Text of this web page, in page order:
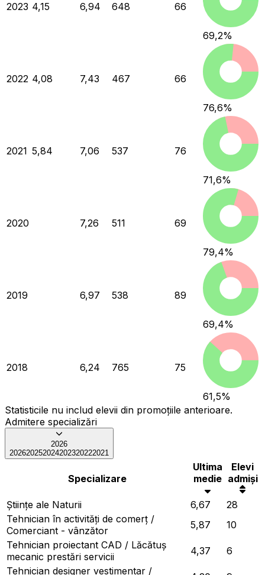
2023 4,15 6,94 648 66
69,2%
2022 4,08 7,43 467 66
76,6%
2021 5,84 7,06 537 76
71,6%
2020 7,26 511 69
79,4%
2019 6,97 538 89
69,4%
2018 6,24 765 75
61,5%
Statisticile nu includ elevii din promoțiile anterioare.
Admitere specializări
2026
202620252024202320222021
Specializare
Ultima
medie
Elevi
admiși
Ştiinţe ale Naturii 6,67
28
Tehnician în activități de comerț /
Comerciant - vânzător
5,87
10
Tehnician proiectant CAD / Lăcătuș
mecanic prestări servicii
4,37
6
Tehnician designer vestimentar /